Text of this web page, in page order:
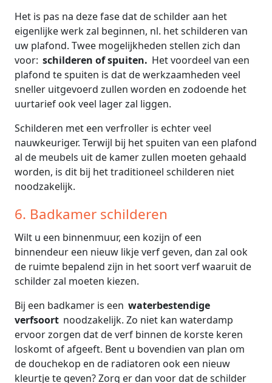
Het is pas na deze fase dat de schilder aan het
eigenlijke werk zal beginnen, nl. het schilderen van
uw plafond. Twee mogelijkheden stellen zich dan
voor: schilderen of spuiten. Het voordeel van een
plafond te spuiten is dat de werkzaamheden veel
sneller uitgevoerd zullen worden en zodoende het
uurtarief ook veel lager zal liggen.
Schilderen met een verfroller is echter veel
nauwkeuriger. Terwijl bij het spuiten van een plafond
al de meubels uit de kamer zullen moeten gehaald
worden, is dit bij het traditioneel schilderen niet
noodzakelijk.
6. Badkamer schilderen
Wilt u een binnenmuur, een kozijn of een
binnendeur een nieuw likje verf geven, dan zal ook
de ruimte bepalend zijn in het soort verf waaruit de
schilder zal moeten kiezen.
Bij een badkamer is een waterbestendige
verfsoort noodzakelijk. Zo niet kan waterdamp
ervoor zorgen dat de verf binnen de korste keren
loskomt of afgeeft. Bent u bovendien van plan om
de douchekop en de radiatoren ook een nieuw
kleurtje te geven? Zorg er dan voor dat de schilder